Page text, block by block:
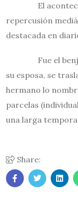
El
repercusión
destacada en
Fue el
su esposa, se
hermano lo
parcelas
una larga
Share: